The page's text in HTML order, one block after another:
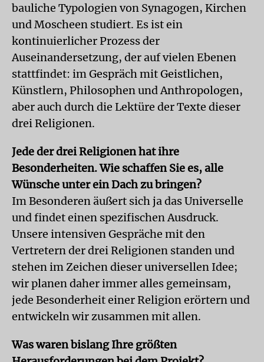
bauliche Typologien von Synagogen, Kirchen
und Moscheen studiert. Es ist ein
kontinuierlicher Prozess der
Auseinandersetzung, der auf vielen Ebenen
stattfindet: im Gespräch mit Geistlichen,
Künstlern, Philosophen und Anthropologen,
aber auch durch die Lektüre der Texte dieser
drei Religionen.
Jede der drei Religionen hat ihre
Besonderheiten. Wie schaffen Sie es, alle
Wünsche unter ein Dach zu bringen?
Im Besonderen äußert sich ja das Universelle
und findet einen spezifischen Ausdruck.
Unsere intensiven Gespräche mit den
Vertretern der drei Religionen standen und
stehen im Zeichen dieser universellen Idee;
wir planen daher immer alles gemeinsam,
jede Besonderheit einer Religion erörtern und
entwickeln wir zusammen mit allen.
Was waren bislang Ihre größten